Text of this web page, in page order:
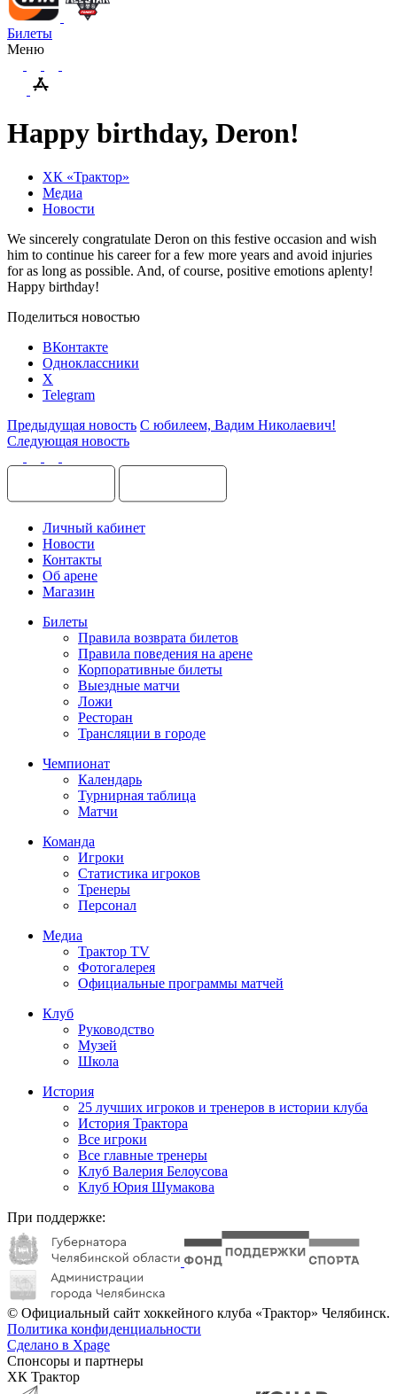
Билеты
Меню
Happy birthday, Deron!
ХК «Трактор»
Медиа
Новости
We sincerely congratulate Deron on this festive occasion and wish
him to continue his career for a few more years and avoid injuries
for as long as possible. And, of course, positive emotions aplenty!
Happy birthday!
Поделиться новостью
ВКонтакте
Одноклассники
X
Telegram
Предыдущая новость С юбилеем, Вадим Николаевич!
Следующая новость
Личный кабинет
Новости
Контакты
Об арене
Магазин
Билеты
Правила возврата билетов
Правила поведения на арене
Корпоративные билеты
Выездные матчи
Ложи
Ресторан
Трансляции в городе
Чемпионат
Календарь
Турнирная таблица
Матчи
Команда
Игроки
Статистика игроков
Тренеры
Персонал
Медиа
Трактор TV
Фотогалерея
Официальные программы матчей
Клуб
Руководство
Музей
Школа
История
25 лучших игроков и тренеров в истории клуба
История Трактора
Все игроки
Все главные тренеры
Клуб Валерия Белоусова
Клуб Юрия Шумакова
При поддержке:
© Официальный сайт хоккейного клуба «Трактор» Челябинск.
Политика конфиденциальности
Сделано в Xpage
Спонсоры и партнеры
ХК Трактор